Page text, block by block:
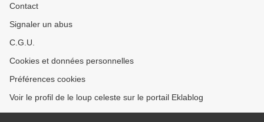
Contact
Signaler un abus
C.G.U.
Cookies et données personnelles
Préférences cookies
Voir le profil de le loup celeste sur le portail Eklablog